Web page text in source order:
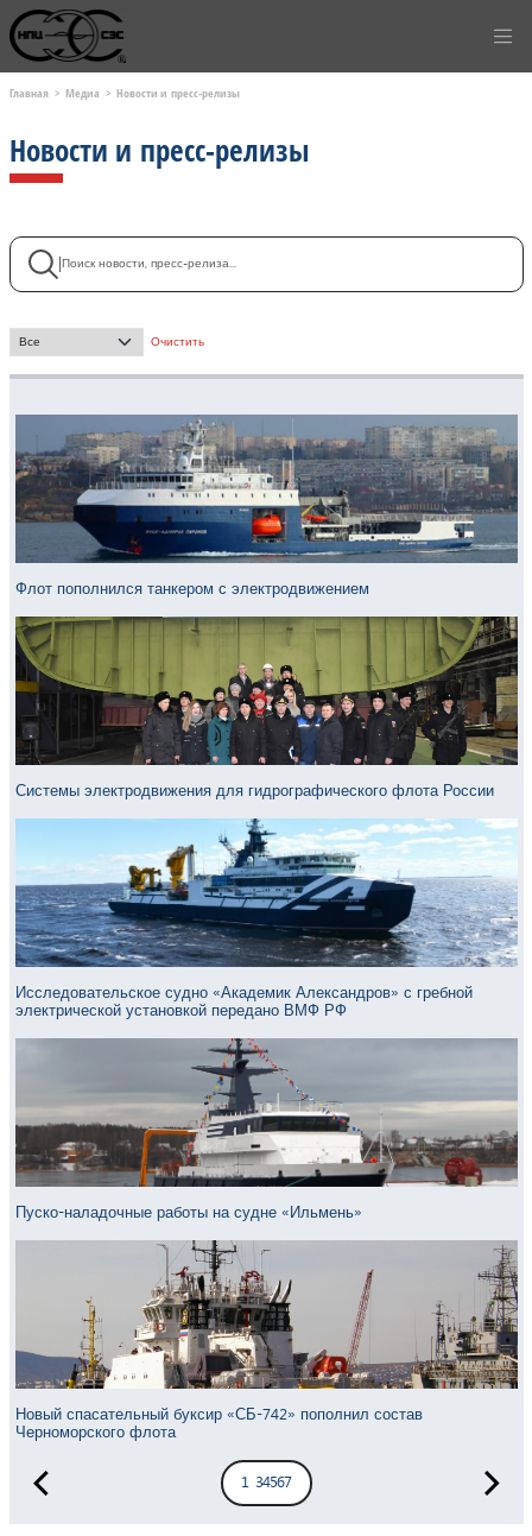
Главная Медиа Новости и пресс-релизы
Новости и пресс-релизы
Поиск
- Выбор месяца - Очистить
Флот пополнился танкером с электродвижением
Системы электродвижения для гидрографического флота России
Исследовательское судно «Академик Александров» с гребной
электрической установкой передано ВМФ РФ
Пуско-наладочные работы на судне «Ильмень»
Новый спасательный буксир «СБ-742» пополнил состав
Черноморского флота
1234567